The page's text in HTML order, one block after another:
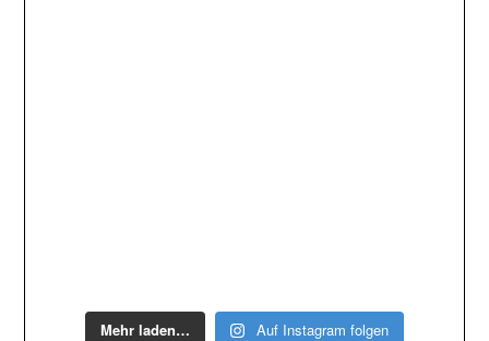
Mehr laden… Auf Instagram folgen